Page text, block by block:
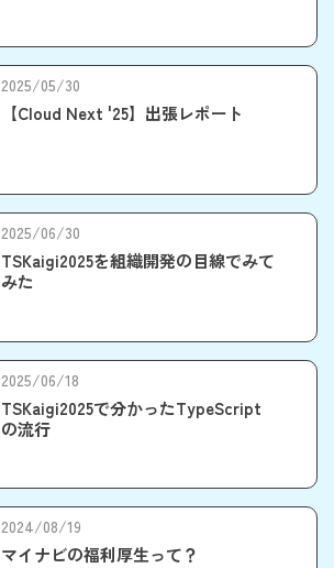
2025/05/30
【Cloud Next '25】出張レポート
2025/06/30
TSKaigi2025を組織開発の目線でみて
みた
2025/06/18
TSKaigi2025で分かったTypeScript
の流行
2024/08/19
マイナビの福利厚生って？